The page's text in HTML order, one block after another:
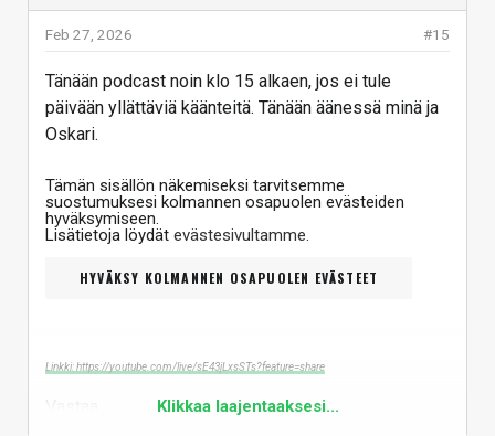
#15
Feb 27, 2026
Tänään podcast noin klo 15 alkaen, jos ei tule
päivään yllättäviä käänteitä. Tänään äänessä minä ja
Oskari.
Tämän sisällön näkemiseksi tarvitsemme
suostumuksesi kolmannen osapuolen evästeiden
hyväksymiseen.
Lisätietoja löydät evästesivultamme
HYVÄKSY KOLMANNEN OSAPUOLEN EVÄSTEET
Linkki: https://youtube.com/live/sE43jLxsSTs?feature=share
Klikkaa laajentaaksesi...